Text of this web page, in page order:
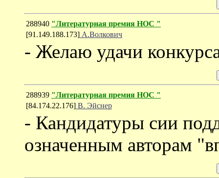
288940 "Литературная премия НОС "
[91.149.188.173] А.Волкович
- Желаю удачи
288939 "Литературная премия НОС "
[84.174.22.176] В. Эйснер
- Кандидатуры сии
означенным авторам